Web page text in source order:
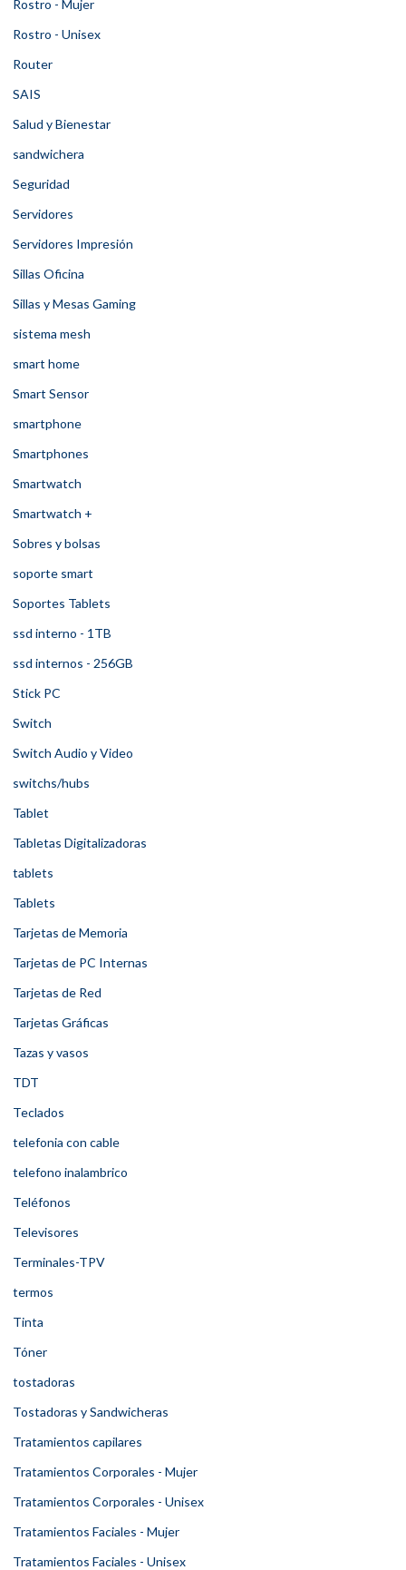
Rostro - Mujer
Rostro - Unisex
Router
SAIS
Salud y Bienestar
sandwichera
Seguridad
Servidores
Servidores Impresión
Sillas Oficina
Sillas y Mesas Gaming
sistema mesh
smart home
Smart Sensor
smartphone
Smartphones
Smartwatch
Smartwatch +
Sobres y bolsas
soporte smart
Soportes Tablets
ssd interno - 1TB
ssd internos - 256GB
Stick PC
Switch
Switch Audio y Video
switchs/hubs
Tablet
Tabletas Digitalizadoras
tablets
Tablets
Tarjetas de Memoria
Tarjetas de PC Internas
Tarjetas de Red
Tarjetas Gráficas
Tazas y vasos
TDT
Teclados
telefonia con cable
telefono inalambrico
Teléfonos
Televisores
Terminales-TPV
termos
Tinta
Tóner
tostadoras
Tostadoras y Sandwicheras
Tratamientos capilares
Tratamientos Corporales - Mujer
Tratamientos Corporales - Unisex
Tratamientos Faciales - Mujer
Tratamientos Faciales - Unisex